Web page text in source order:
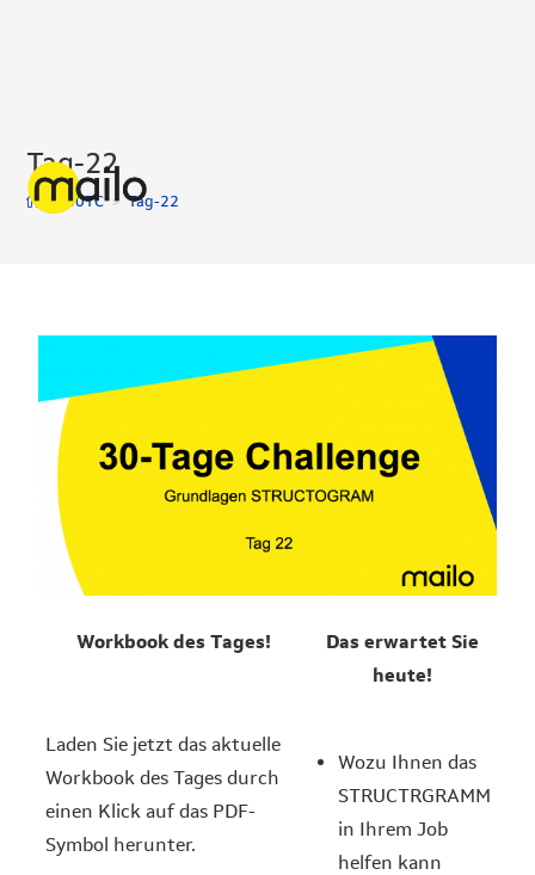
Tag-22
> 30TC > Tag-22
Workbook des Tages!
Das erwartet Sie
heute!
Laden Sie jetzt das aktuelle
Workbook des Tages durch
einen Klick auf das PDF-
Symbol herunter.
Wozu Ihnen das
STRUCTRGRAMM
in Ihrem Job
helfen kann